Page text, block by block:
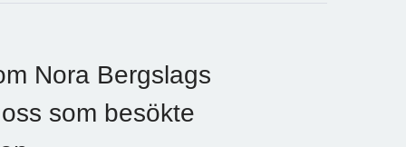
Nora Bergslags
som besökte